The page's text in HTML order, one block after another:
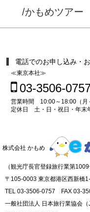
/かもめツアー
電話でのお申し込み・
≪東京本社≫
03-3506-
営業時間 10:00～18:00（月
定休日 土・日・祝日・年末
株式会社 かもめ
（観光庁長官登録旅行業第1009
〒105-0003 東京都港区西新橋
TEL 03-3506-0757 FAX 03-
一般社団法人 日本旅行業協会（